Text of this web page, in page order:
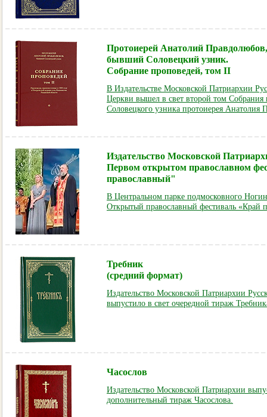
Протоиерей Анатолий Правдолюбов,
бывший Соловецкий узник.
Собрание проповедей, том II
В Издательстве Московской Патриархии
Церкви вышел в свет второй том Собрания
Соловецкого узника протоиерея Анатолия
Издательство Московской
Первом открытом православном
православный"
В Центральном парке подмосковного
Открытый православный фестиваль «Край
Требник
(средний формат)
Издательство Московской Патриархии
выпустило в свет очередной тираж
Часослов
Издательство Московской Патриархии
дополнительный тираж Часослова.